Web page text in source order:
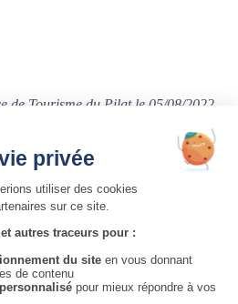
de Tourisme du Pilat le 05/08/2022